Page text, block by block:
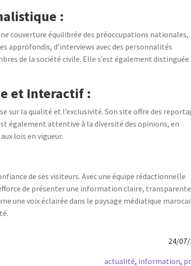
:
couverture équilibrée des préoccupations nationales,
approfondis, d’interviews avec des personnalités
de la société civile. Elle s’est également distinguée
et Interactif :
sur la qualité et l’exclusivité. Son site offre des
également attentive à la diversité des opinions, en
lois en vigueur.
de ses visiteurs. Avec une équipe rédactionnelle
de présenter une information claire,
une voix éclairée dans le paysage médiatique
24/
actualité, information,